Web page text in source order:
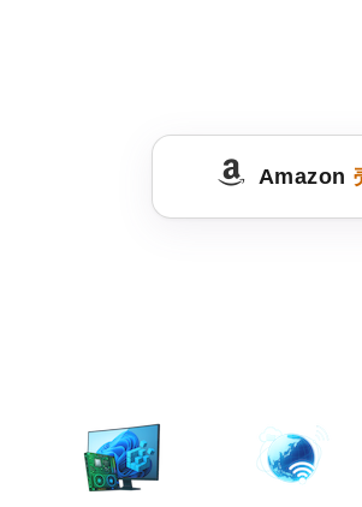
Amazon